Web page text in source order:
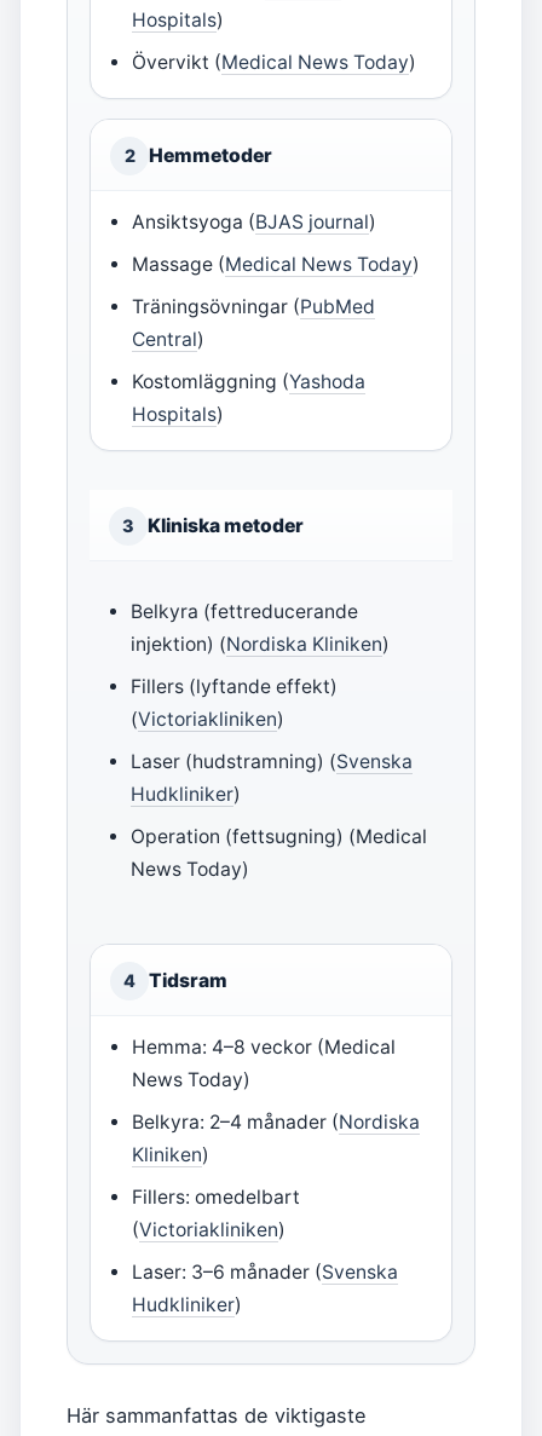
Hospitals)
Övervikt (Medical News Today)
2 Hemmetoder
Ansiktsyoga (BJAS journal)
Massage (Medical News Today)
Träningsövningar (PubMed
Central)
Kostomläggning (Yashoda
Hospitals)
3 Kliniska metoder
Belkyra (fettreducerande
injektion) (Nordiska Kliniken)
Fillers (lyftande effekt)
(Victoriakliniken)
Laser (hudstramning) (Svenska
Hudkliniker)
Operation (fettsugning) (Medical
News Today)
4 Tidsram
Hemma: 4–8 veckor (Medical
News Today)
Belkyra: 2–4 månader (Nordiska
Kliniken)
Fillers: omedelbart
(Victoriakliniken)
Laser: 3–6 månader (Svenska
Hudkliniker)
Här sammanfattas de viktigaste